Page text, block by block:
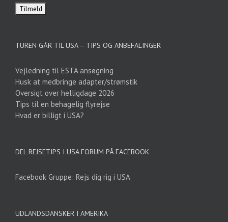
TUREN GÅR TIL USA – TIPS OG ANBEFALINGER
Vejledning til ESTA ansøgning
Husk at medbringe adapter/strømstik
Oversigt over helligdage 2026
Tips til en behagelig flyrejse
Hvad er billigt i USA?
DEL REJSETIPS I USA FORUM PÅ FACEBOOK
Facebook Gruppe: Rejs dig rig i USA
UDLANDSDANSKER I AMERIKA